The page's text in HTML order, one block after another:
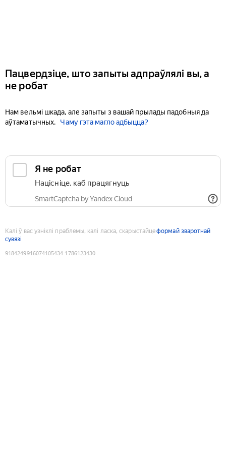
Пацвердзіце, што запыты адпраўлялі вы, а
не робат
Нам вельмі шкада, але запыты з вашай прылады падобныя да
аўтаматычных.
Чаму гэта магло адбыцца?
Я не робат
Націсніце, каб працягнуць
SmartCaptcha by Yandex Cloud
Калі ў вас узніклі праблемы, калі ласка, скарыстайцеформай зваротнай
сувязі
9184249916074105434:1786123430